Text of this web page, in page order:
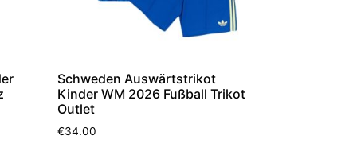
Schweden Auswärtstrikot
Kinder WM 2026 Fußball Trikot
Outlet
€34.00